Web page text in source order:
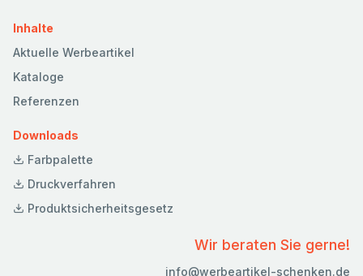
Inhalte
Aktuelle Werbeartikel
Kataloge
Referenzen
Downloads
Farbpalette
Druckverfahren
Produktsicherheitsgesetz
Wir beraten Sie gerne!
info@werbeartikel-schenken.de